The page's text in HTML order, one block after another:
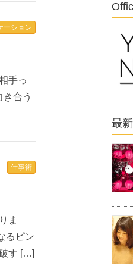
ーション
手っ
合う
仕事術
ま
るピン
す […]
最